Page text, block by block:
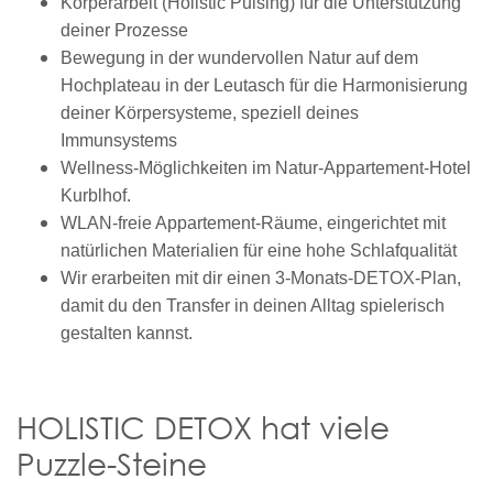
deiner Prozesse
Bewegung in der wundervollen Natur auf dem
Hochplateau in der Leutasch für die Harmonisierung
deiner Körpersysteme, speziell deines
Immunsystems
Wellness-Möglichkeiten im Natur-Appartement-Hotel
Kurblhof.
WLAN-freie Appartement-Räume, eingerichtet mit
natürlichen Materialien für eine hohe Schlafqualität
Wir erarbeiten mit dir einen 3-Monats-DETOX-Plan,
damit du den Transfer in deinen Alltag spielerisch
gestalten kannst.
HOLISTIC DETOX hat viele
Puzzle-Steine